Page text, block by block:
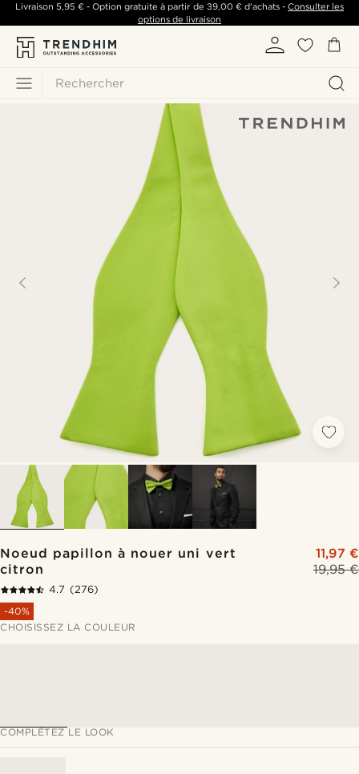
Rechercher
Livraison 5,95 €- Option gratuite à partir de 39,00 €d'achats -Consulter les
options de livraison
Noeud papillon à nouer uni vert
citron
19,95 €
11,97 €
4.7 (276)
-40%
CHOISISSEZ LA COULEUR
COMPLÉTEZ LE LOOK